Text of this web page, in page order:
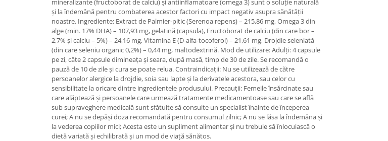
CREME AFECTIUNI PIELE
SUPOZITOARE
SUPERALIMENTE
mineralizante (fructoborat de calciu) și antiinflamatoare (omega 3) sunt o soluție naturală
și la îndemână pentru combaterea acestor factori cu impact negativ asupra sănătății
noastre. Ingrediente: Extract de Palmier-pitic (Serenoa repens) – 215,86 mg, Omega 3 din
alge (min. 17% DHA) – 107,93 mg, gelatină (capsula), Fructoborat de calciu (din care bor –
2,7% și calciu – 5%) – 24,16 mg, Vitamina E (D-alfa-tocoferol) – 21,61 mg, Drojdie seleniată
(din care seleniu organic 0,2%) – 0,44 mg, maltodextrină. Mod de utilizare: Adulți: 4 capsule
pe zi, câte 2 capsule dimineața și seara, după masă, timp de 30 de zile. Se recomandă o
pauză de 10 de zile și cura se poate relua. Contraindicații: Nu se utilizează de către
persoanelor alergice la drojdie, soia sau lapte și la derivatele acestora, sau celor cu
sensibilitate la oricare dintre ingredientele produsului. Precauții: Femeile însărcinate sau
care alăptează și persoanele care urmează tratamente medicamentoase sau care se află
sub supraveghere medicală sunt sfătuite să consulte un specialist înainte de începerea
curei; A nu se depăși doza recomandată pentru consumul zilnic; A nu se lăsa la îndemâna și
la vederea copiilor mici; Acesta este un supliment alimentar și nu trebuie să înlocuiască o
dietă variată și echilibrată și un mod de viață sănătos.